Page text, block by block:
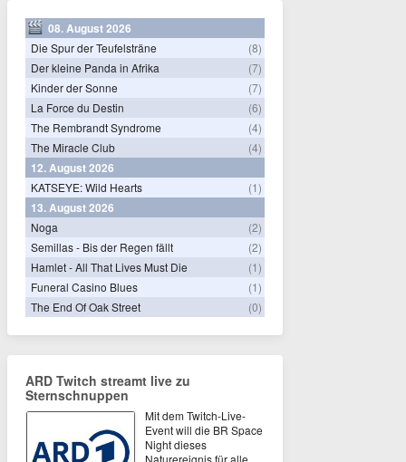
08. August 2026
Die Spur der Teufelsträne
(8)
Der kleine Panda in Afrika
(7)
Kinder der Sonne
(7)
La Force du Destin
(6)
The Rembrandt Syndrome
(4)
The Miracle Club
(4)
12. August 2026
KATSEYE: Wild Hearts (1)
13. August 2026
Noga
(2)
Semillas - Bis der Regen fällt
(2)
Hamlet - All That Lives Must Die
(1)
Funeral Casino Blues
(1)
The End Of Oak Street
(0)
ARD Twitch streamt live zu
Sternschnuppen
Mit dem Twitch-Live-
Event will die BR Space
Night dieses
Naturereignis für alle